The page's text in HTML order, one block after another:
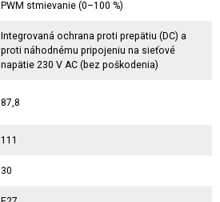
PWM stmievanie (0–100 %)
Integrovaná ochrana proti prepätiu (DC) a
proti náhodnému pripojeniu na sieťové
napätie 230 V AC (bez poškodenia)
87,8
111
30